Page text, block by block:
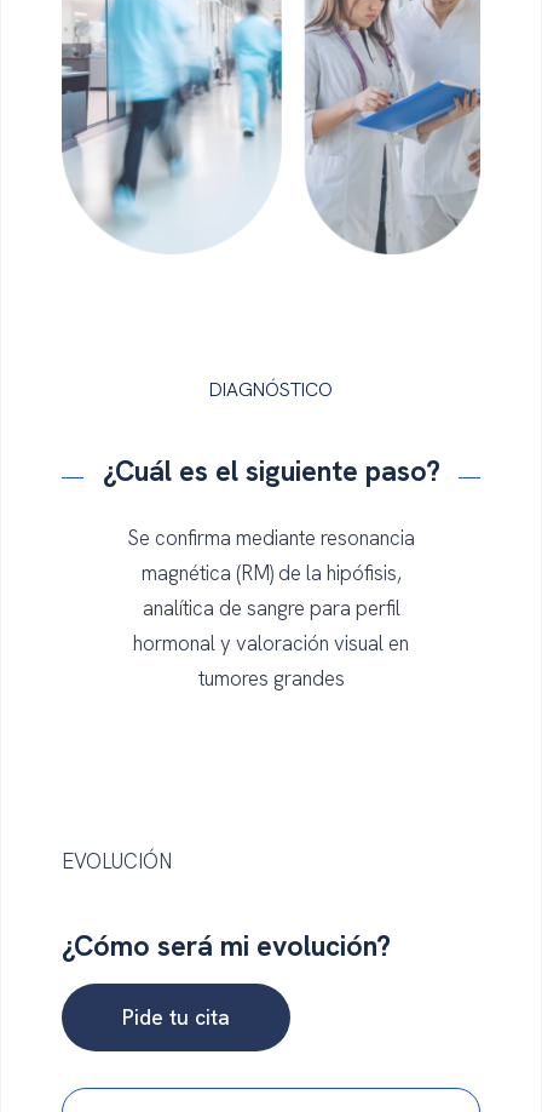
DIAGNÓSTICO
¿Cuál es el siguiente paso?
Se confirma mediante resonancia
magnética (RM) de la hipófisis,
analítica de sangre para perfil
hormonal y valoración visual en
tumores grandes
EVOLUCIÓN
¿Cómo será mi evolución?
Pide tu cita